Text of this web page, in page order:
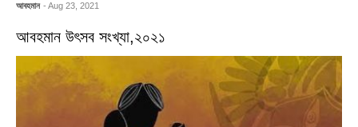
আবহমান - Aug 23, 2021
আবহমান উৎসব সংখ্যা,২০২১